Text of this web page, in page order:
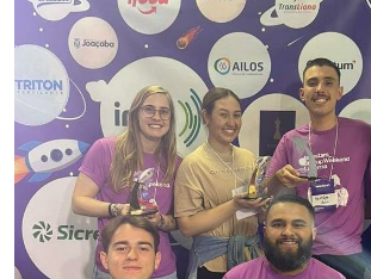
Biblioteca
Editora
Rádio
Museu